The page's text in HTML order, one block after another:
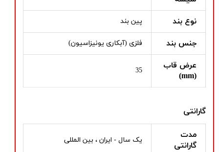
نوع بند پین بند
جنس بند فلزی (آبکاری یونیزاسیون)
عرض قاب
(mm)
35
گارانتی
مدت
گارانتی
یک سال - ایران ، بین المللی